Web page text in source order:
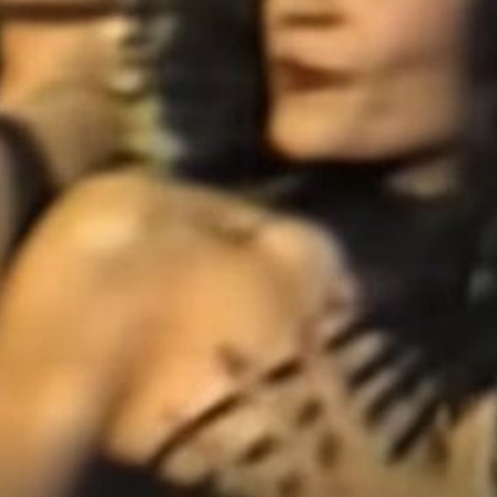
no
NEMA DALJE
Imamo najgolišavije izdanje na
Eurosongu u Torinu: Vatrena Španjolka
pozornici je otkrila stražnjicu!